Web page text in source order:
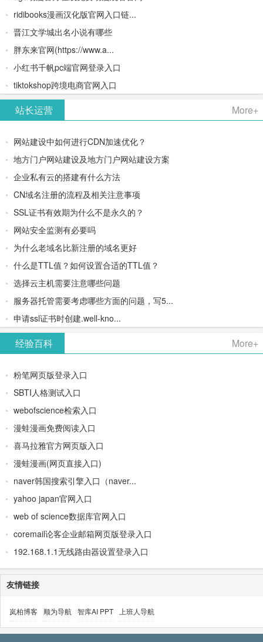
1.5-pro与
ridibooks漫画汉化版官网入口链...
晋江文学城出名小说有哪些
胖东来官网(https://www.a...
小红书千帆pc端官网登录入口
tiktokshop跨境电商官网入口
站长运营 More+
网站建设中如何进行CDN加速优化？
地方门户网站建设及地方门户网站建设方案
企业私有云的搭建有什么方法
CN域名注册的流程及相关注意事项
SSL证书有效期为什么不是永久的？
网站安全监测有必要吗
为什么老域名比新注册的域名更好
什么是TTL值？如何设置合适的TTL值？
选择云主机需要注意哪些问题
服务器托管需要考虑哪些方面的问题，写5...
申请ssl证书时创建.well-kno...
经验百科 More+
粉笔网页版登录入口
SBTI人格测试入口
webofscience检索入口
漫蛙漫画免费阅读入口
喜马拉雅官方网页版入口
漫蛙漫画(网页直接入口)
naver韩国搜索引擎入口（naver...
yahoo japan官网入口
web of science数据库官网入口
coremail论客企业邮箱网页版登录入口
192.168.1.1无线路由器设置登录入口
友情链接
岚柏博客 顺为导航 智库AI PPT 上班人导航